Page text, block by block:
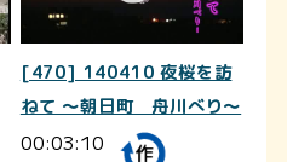
[470] 140410 夜桜を訪
ねて ～朝日町 舟川べり～
00:03:10